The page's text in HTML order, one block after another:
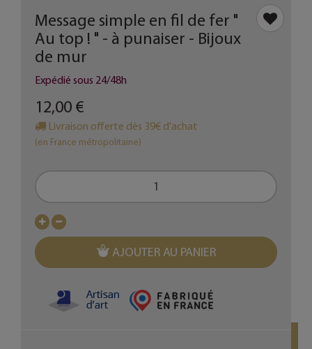
Message simple en fil de fer "
Au top ! " - à punaiser - Bijoux
de mur
Expédié sous 24/48h
12,00 €
Livraison offerte dès 39€ d’achat
(en France métropolitaine)
AJOUTER AU PANIER